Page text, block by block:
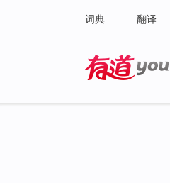
词典 翻译